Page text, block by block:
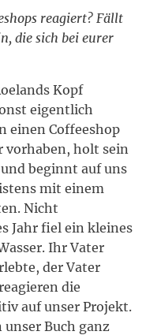
reagiert? Fällt
die sich bei eurer
Kopf
eigentlich
einen Coffeeshop
vorhaben, holt sein
beginnt auf uns
mit einem
Nicht
Jahr fiel ein kleines
Ihr Vater
der Vater
die
auf unser Projekt.
unser Buch ganz